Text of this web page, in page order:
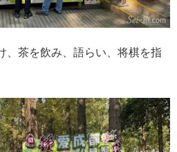
、茶を飲み、語らい、将棋を指